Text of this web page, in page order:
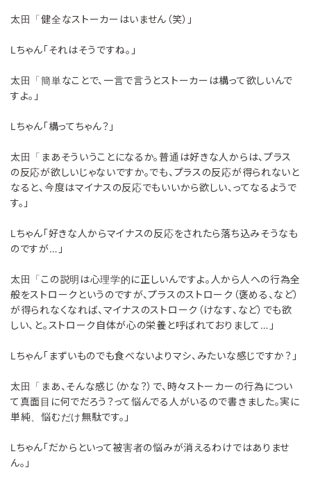
太田「健全なストーカーはいません（笑）」
Lちゃん「それはそうですね。」
太田「簡単なことで、一言で言うとストーカーは構って欲しいんで
すよ。」
Lちゃん「構ってちゃん？」
太田「まあそういうことになるか。普通は好きな人からは、プラス
の反応が欲しいじゃないですか。でも、プラスの反応が得られないと
なると、今度はマイナスの反応でもいいから欲しい、ってなるようで
す。」
Lちゃん「好きな人からマイナスの反応をされたら落ち込みそうなも
のですが…」
太田「この説明は心理学的に正しいんですよ。人から人への行為全
般をストロークというのですが、プラスのストローク（褒める、など）
が得られなくなれば、マイナスのストローク（けなす、など）でも欲
しい、と。ストローク自体が心の栄養と呼ばれておりまして…」
Lちゃん「まずいものでも食べないよりマシ、みたいな感じですか？」
太田「まあ、そんな感じ（かな？）で、時々ストーカーの行為につい
て真面目に何でだろう？って悩んでる人がいるので書きました。実に
単純、悩むだけ無駄です。」
Lちゃん「だからといって被害者の悩みが消えるわけではありませ
ん。」